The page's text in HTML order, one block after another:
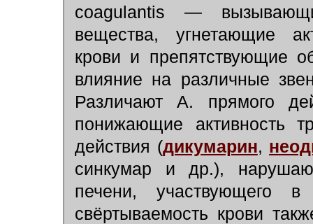
coagulantis —
вещества, угнетающие
крови и препятствующие
влияние на различные
Различают А. прямого
понижающие активность
действия (дикумарин,
синкумар и др.),
печени, участвующего
свёртываемость крови